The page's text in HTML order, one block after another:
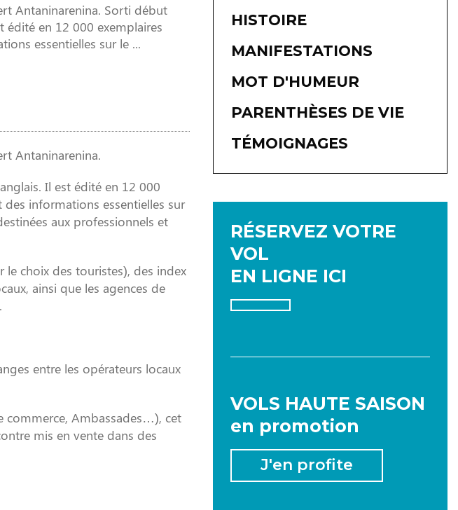
Antaninarenina. Sorti début
édité en 12 000 exemplaires
essentielles sur le ...
Antaninarenina.
Il est édité en 12 000
informations essentielles sur
aux professionnels et
le choix des touristes), des index
ainsi que les agences de
entre les opérateurs locaux
commerce, Ambassades…), cet
mis en vente dans des
HISTOIRE
MANIFESTATIONS
MOT D'HUMEUR
PARENTHÈSES DE VIE
TÉMOIGNAGES
RÉSERVEZ VOTRE
VOL
EN LIGNE ICI
VOLS HAUTE SAISON
en promotion
J'en profite
2026
JANVIER
AVRIL MAI